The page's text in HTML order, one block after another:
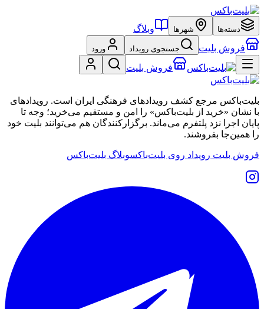
دسته‌ها شهرها
وبلاگ
فروش بلیت
جستجوی رویداد ورود
فروش بلیت
بلیت‌باکس مرجع کشف رویدادهای فرهنگی ایران است. رویدادهای
با نشان «خرید از بلیت‌باکس» را امن و مستقیم می‌خرید؛ وجه تا
پایان اجرا نزد پلتفرم می‌ماند. برگزارکنندگان هم می‌توانند بلیت خود
را همین‌جا بفروشند.
فروش بلیت رویداد روی بلیت‌باکسوبلاگ بلیت‌باکس